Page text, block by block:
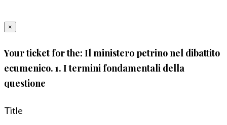
×
Your ticket for the: Il ministero petrino nel dibattito
ecumenico. 1. I termini fondamentali della
questione
Title